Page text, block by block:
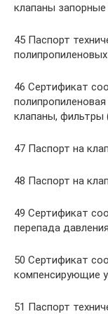
клапаны
45 Паспорт
46 Сертификат
клапаны, фильтры
47 Паспорт на
48 Паспорт на
49 Сертификат
перепада
50 Сертификат
компенсирующие
51 Паспорт